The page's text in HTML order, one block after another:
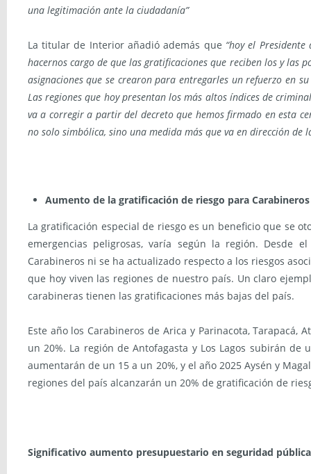
una legitimación ante la ciudadanía”
La titular de Interior añadió además que “hoy el
hacernos cargo de que las gratificaciones que reciben los y las
asignaciones que se crearon para entregarles un refuerzo en
Las regiones que hoy presentan los más altos índices de
va a corregir a partir del decreto que hemos firmado en esta
no solo simbólica, sino una medida más que va en dirección de
Aumento de la gratificación de riesgo para Carabineros
La gratificación especial de riesgo es un beneficio que se
emergencias peligrosas, varía según la región. Desde
Carabineros ni se ha actualizado respecto a los riesgos
que hoy viven las regiones de nuestro país. Un claro
carabineras tienen las gratificaciones más bajas del país.
Este año los Carabineros de Arica y Parinacota, Tarapacá,
un 20%. La región de Antofagasta y Los Lagos subirán de
aumentarán de un 15 a un 20%, y el año 2025 Aysén y
regiones del país alcanzarán un 20% de gratificación de
Significativo aumento presupuestario en seguridad pública